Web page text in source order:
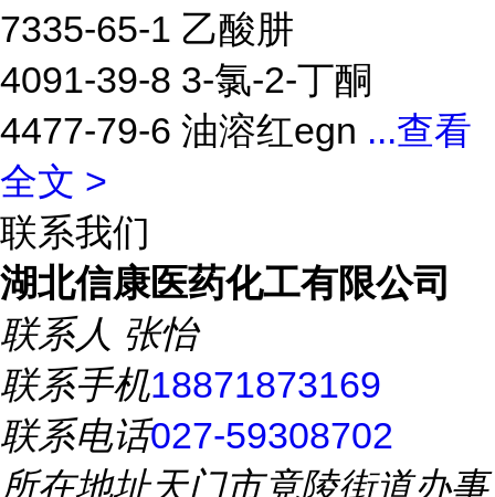
7335-65-1 乙酸肼
4091-39-8 3-氯-2-丁酮
4477-79-6 油溶红egn ...查看
全文 >
联系我们
湖北信康医药化工有限公司
联系人 张怡
联系手机18871873169
联系电话027-59308702
所在地址天门市竟陵街道办事